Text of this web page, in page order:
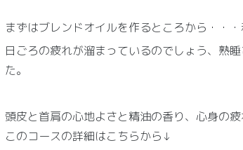
まずはブレンドオイルを作るところから・・
日ごろの疲れが溜まっているのでしょう、熟
た。
頭皮と首肩の心地よさと精油の香り、心身の疲
このコースの詳細はこちらから↓